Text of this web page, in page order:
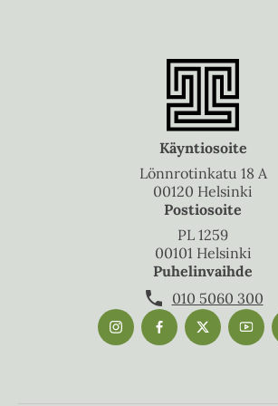
Käyntiosoite
Lönnrotinkatu 18 A
00120 Helsinki
Postiosoite
PL 1259
00101 Helsinki
Puhelinvaihde
010 5060 300